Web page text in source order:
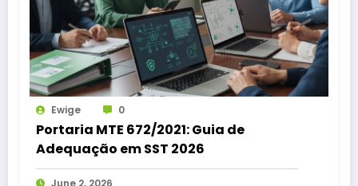
Ewige 0
Portaria MTE 672/2021: Guia de
Adequação em SST 2026